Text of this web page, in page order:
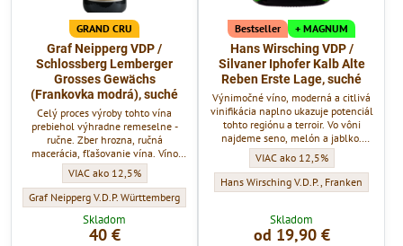
GRAND CRU
Graf Neipperg VDP /
Schlossberg Lemberger
Grosses Gewächs
(Frankovka modrá), suché
Celý proces výroby tohto vína
prebiehol výhradne remeselne -
ručne. Zber hrozna, ručná
macerácia, fľašovanie vína. Víno
zrelo až 16 mesiacov kombinovane
v starých a nových dubových
veľkých sudoch z dreva z miestnych
lesov.
Graf Neipperg VDP / Schlossberg Lemberger Grosses Gewächs
VIAC ako 12,5%
Graf Neipperg VDP / Schlossberg Lemberger Grosses Gewächs (Frankovka modrá),
Graf Neipperg V.D.P. Württemberg
Skladom
40 €
Bestseller + MAGNUM
Hans Wirsching VDP /
Silvaner Iphofer Kalb Alte
Reben Erste Lage, suché
Výnimočné víno, moderná a citlivá
vinifikácia naplno ukazuje potenciál
tohto regiónu a terroir. Vo vôni
najdeme seno, melón a jablko.
Všetko elegantne zladené a
prepojené v jeden zážitok. Selekcia
zo starých vinohradov (Alte Reben),
ktoré majú viac ako 40 rokov v
Hans Wirsching VDP / Silvaner
VIAC ako 12,5%
Hans Wirsching VDP / Silvaner Iphofer
Hans Wirsching V.D.P., Franken
Skladom
od 19,90 €